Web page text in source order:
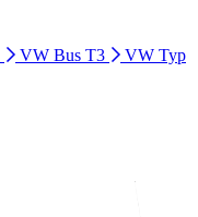
VW Bus T3
VW Typ